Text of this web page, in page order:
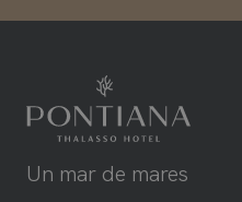
Un mar de mares